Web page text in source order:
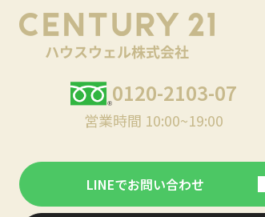
0120-2103-07
営業時間 10:00~19:00
LINEでお問い合わせ